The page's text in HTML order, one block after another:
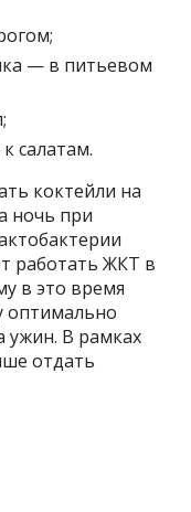
— в питьевом
салатам.
коктейли на
ночь при
работать ЖКТ в
в это время
оптимально
ужин. В рамках
отдать